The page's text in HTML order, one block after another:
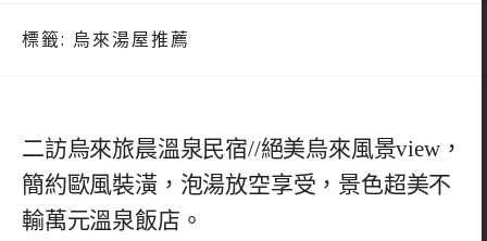
標籤: 烏來湯屋推薦
二訪烏來旅晨溫泉民宿//絕美烏來風景view，
簡約歐風裝潢，泡湯放空享受，景色超美不
輸萬元溫泉飯店。